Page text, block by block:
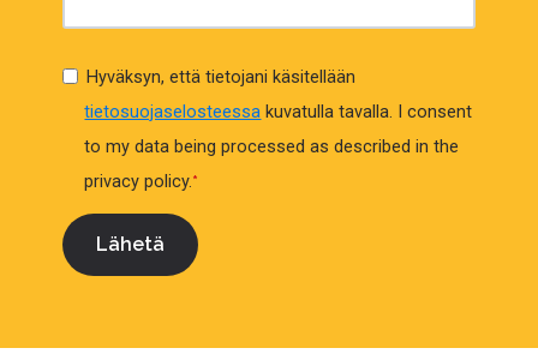
Hyväksyn, että tietojani käsitellään
tietosuojaselosteessa kuvatulla tavalla.
I consent
to my data being processed as described in the
privacy policy.*